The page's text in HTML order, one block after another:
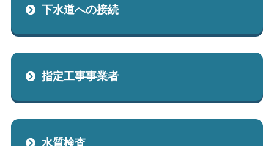
下水道への接続
指定工事事業者
水質検査